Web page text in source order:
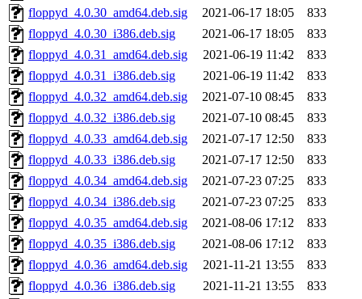
floppyd_4.0.30_amd64.deb.sig
2021-06-17 18:05
833
floppyd_4.0.30_i386.deb.sig
2021-06-17 18:05
833
floppyd_4.0.31_amd64.deb.sig
2021-06-19 11:42
833
floppyd_4.0.31_i386.deb.sig
2021-06-19 11:42
833
floppyd_4.0.32_amd64.deb.sig
2021-07-10 08:45
833
floppyd_4.0.32_i386.deb.sig
2021-07-10 08:45
833
floppyd_4.0.33_amd64.deb.sig
2021-07-17 12:50
833
floppyd_4.0.33_i386.deb.sig
2021-07-17 12:50
833
floppyd_4.0.34_amd64.deb.sig
2021-07-23 07:25
833
floppyd_4.0.34_i386.deb.sig
2021-07-23 07:25
833
floppyd_4.0.35_amd64.deb.sig
2021-08-06 17:12
833
floppyd_4.0.35_i386.deb.sig
2021-08-06 17:12
833
floppyd_4.0.36_amd64.deb.sig
2021-11-21 13:55
833
floppyd_4.0.36_i386.deb.sig
2021-11-21 13:55
833